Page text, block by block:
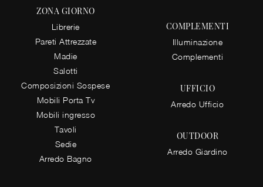
ZONA GIORNO
Librerie
Pareti Attrezzate
Madie
Salotti
Composizioni Sospese
Mobili Porta Tv
Mobili ingresso
Tavoli
Sedie
Arredo Bagno
COMPLEMENTI
Illuminazione
Complementi
UFFICIO
Arredo Ufficio
OUTDOOR
Arredo Giardino